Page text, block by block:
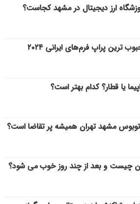
ارز دیجیتال در مشهد کجاست؟
ترین پراپ فرم‌های ایرانی ۲۰۲۴
یا قطار؟ کدام بهتر است؟
مشهد تهران همیشه پر تقاضا است؟
چیست و بعد از چند روز خوب می‌ شود؟